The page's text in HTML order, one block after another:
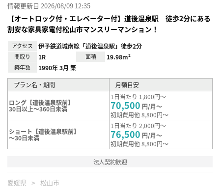
情報更新日 2026/08/09 12:35
【オートロック付・エレベーター付】道後温泉駅 徒歩2分にある
割安な家具家電付松山市マンスリーマンション！
アクセス 伊予鉄道城南線「道後温泉駅」徒歩2分
間取り 1R 面積 19.98m²
築年数 1990年 3月 築
プラン名・期間 月額目安
ロング【道後温泉駅前】
30日以上～360日未満
1日当たり 1,800円～
70,500 円/月～
初期費用他 8,800円～
ショート【道後温泉駅前】
～30日未満
1日当たり 2,000円～
76,500 円/月～
初期費用他 8,800円～
法人契約歓迎
愛媛県 松山市